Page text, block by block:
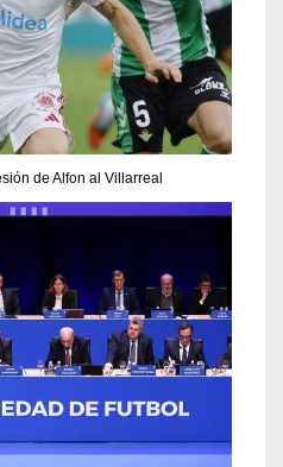
de Alfon al Villarreal